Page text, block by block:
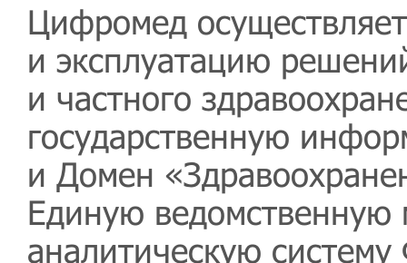
Цифромед
и эксплуатацию
и частного
государственную
и Домен
Единую
аналитическую